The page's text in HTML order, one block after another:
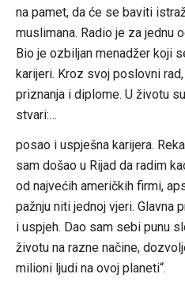
na pamet, da će se baviti
muslimana. Radio je za jednu
Bio je ozbiljan menadžer koji
karijeri. Kroz svoj poslovni
priznanja i diplome. U životu
stvari:…
posao i uspješna karijera.
sam došao u Rijad da radim
od najvećih američkih firmi,
pažnju niti jednoj vjeri. Glavna
i uspjeh. Dao sam sebi punu
životu na razne načine,
milioni ljudi na ovoj planeti“.